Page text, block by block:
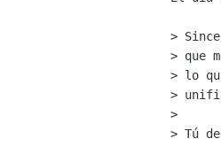
>
> que
> lo
>
>
> Tú